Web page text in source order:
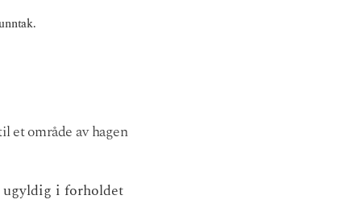
et område av hagen
i forholdet